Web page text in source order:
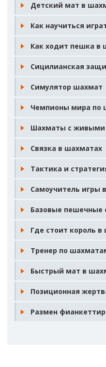
Детский мат в
Как научиться
Как ходит пешка в
Сицилианская
Симулятор шахмат
Чемпионы мира по
Шахматы с живыми
Связка в шахматах
Тактика и
Самоучитель игры
Базовые пешечные
Где стоит король
Тренер по
Быстрый мат в
Позиционная
Размен